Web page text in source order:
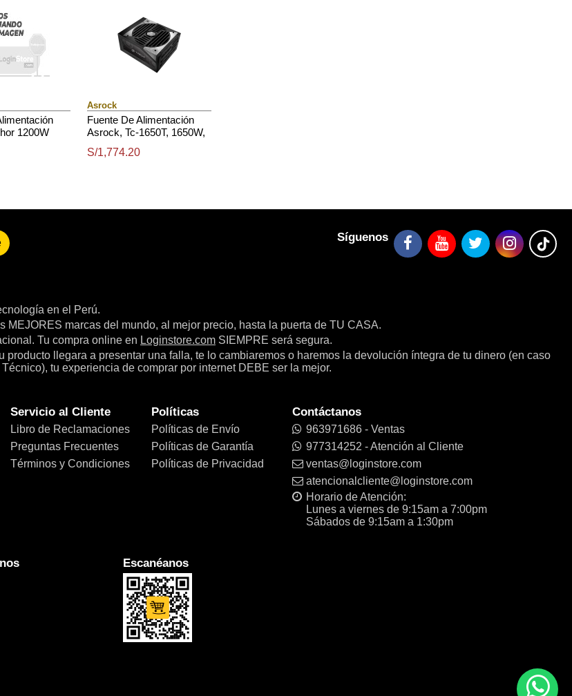
1200W
Atx
Asrock
Fuente De Alimentación
Asrock, Tc-1650T, 1650W,
S/1,774.20
Síguenos
en el Perú.
marcas del mundo, al mejor precio, hasta la puerta de TU CASA.
Tu compra online en Loginstore.com SIEMPRE será segura.
llegara a presentar una falla, te lo cambiaremos o haremos la devolución íntegra de tu dinero (en caso
tu experiencia de comprar por internet DEBE ser la mejor.
Servicio al Cliente
Libro de Reclamaciones
Preguntas Frecuentes
Términos y Condiciones
Políticas
Políticas de Envío
Políticas de Garantía
Políticas de Privacidad
Contáctanos
963971686 - Ventas
977314252 - Atención al Cliente
ventas@loginstore.com
atencionalcliente@loginstore.com
Horario de Atención:
Lunes a viernes de 9:15am a 7:00pm
Sábados de 9:15am a 1:30pm
Escanéanos